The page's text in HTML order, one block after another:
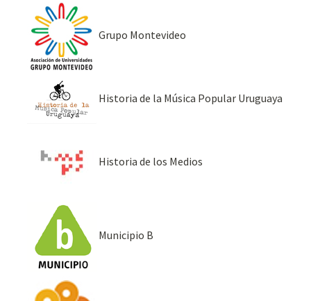
Grupo Montevideo
Historia de la Música Popular Uruguaya
Historia de los Medios
Municipio B